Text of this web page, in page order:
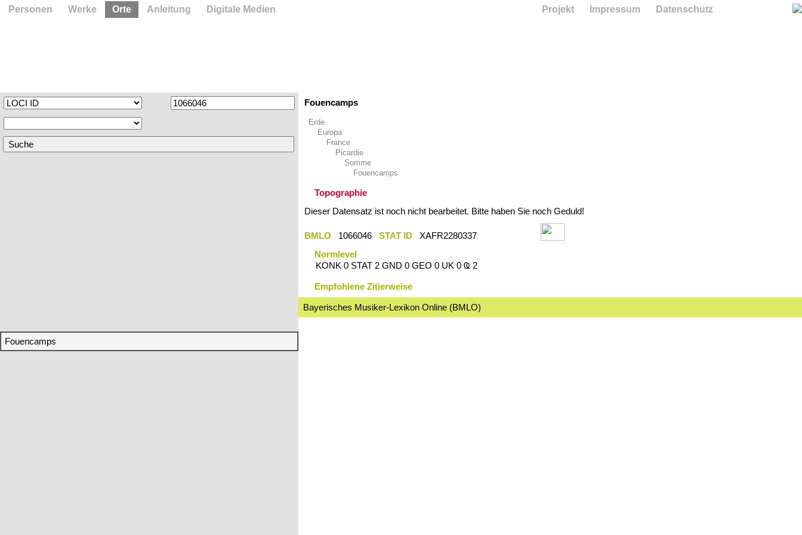
Fouencamps
Fouencamps
Erde
Europa
France
Picardie
Somme
Fouencamps
Topographie
Dieser Datensatz ist noch nicht bearbeitet. Bitte haben Sie noch Geduld!
BMLO 1066046 STAT ID
XAFR2280337
Normlevel
KONK 0 STAT 2 GND 0 GEO 0 UK 0 Ҩ 2
Empfohlene Zitierweise
Bayerisches Musiker-Lexikon Online (BMLO)
Personen Werke Orte Anleitung Digitale Medien Projekt Impressum Datenschutz